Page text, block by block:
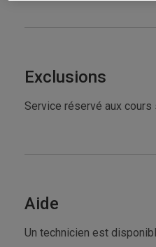
Exclusions
Service réservé aux
Aide
Un technicien est